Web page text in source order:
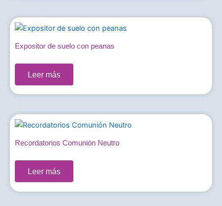
Expositor de suelo con peanas
Leer más
Recordatorios Comunión Neutro
Leer más